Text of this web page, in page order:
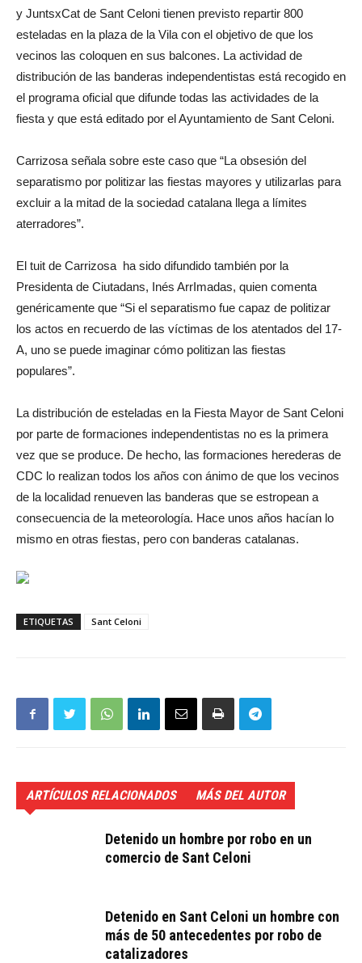
y JuntsxCat de Sant Celoni tienen previsto repartir 800
esteladas en la plaza de la Vila con el objetivo de que los
vecinos las coloquen en sus balcones. La actividad de
distribución de las banderas independentistas está recogido en
el programa oficial que difunde todas las actividades de la
fiesta y que está editado por el Ayuntamiento de Sant Celoni.
Carrizosa señala sobre este caso que “La obsesión del
separatismo por politizar las fiestas mayores y utilizarlas para
excluir a la mitad de la sociedad catalana llega a límites
aterradores”.
El tuit de Carrizosa ha sido difundido también por la
Presidenta de Ciutadans, Inés ArrImadas, quien comenta
genéricamente que “Si el separatismo fue capaz de politizar
los actos en recuerdo de las víctimas de los atentados del 17-
A, uno se puede imaginar cómo politizan las fiestas
populares”.
La distribución de esteladas en la Fiesta Mayor de Sant Celoni
por parte de formaciones independentistas no es la primera
vez que se produce. De hecho, las formaciones herederas de
CDC lo realizan todos los años con ánimo de que los vecinos
de la localidad renueven las banderas que se estropean a
consecuencia de la meteorología. Hace unos años hacían lo
mismo en otras fiestas, pero con banderas catalanas.
ETIQUETAS Sant Celoni
ARTÍCULOS RELACIONADOS MÁS DEL AUTOR
Detenido un hombre por robo en un
comercio de Sant Celoni
Detenido en Sant Celoni un hombre con
más de 50 antecedentes por robo de
catalizadores